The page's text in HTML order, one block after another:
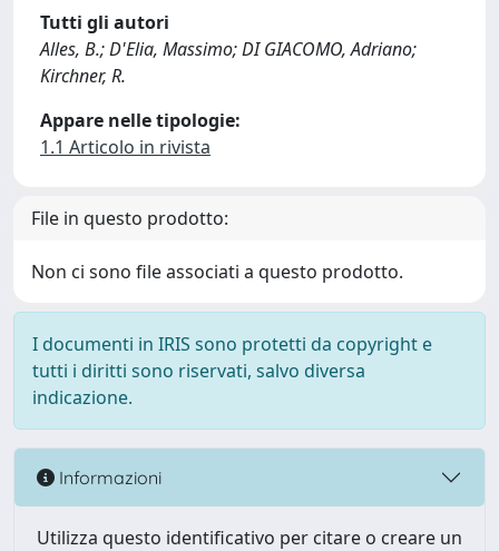
Tutti gli autori
Alles, B.; D'Elia, Massimo; DI GIACOMO, Adriano;
Kirchner, R.
Appare nelle tipologie:
1.1 Articolo in rivista
File in questo prodotto:
Non ci sono file associati a questo prodotto.
I documenti in IRIS sono protetti da copyright e
tutti i diritti sono riservati, salvo diversa
indicazione.
Informazioni
Utilizza questo identificativo per citare o creare un